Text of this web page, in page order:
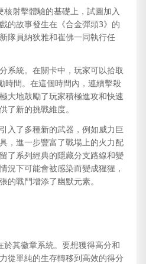
核射擊體驗的基礎上，試圖加入
的故事發生在《合金彈頭3》的
隊員納狄雅和崔佛一同執行任
系統。在關卡中，玩家可以拾取
時間。在這個時間內，連續擊殺
大地鼓勵了玩家積極進攻和快速
了新的挑戰維度。
入了多種新的武器，例如威力巨
，進一步豐富了戰場上的火力配
了系列經典的隱藏分支路線和變
況下可能會被感染而變成猩猩，
的戰鬥增添了幽默元素。
於其徽章系統。要想獲得高分和
從單純的生存轉移到高效的得分